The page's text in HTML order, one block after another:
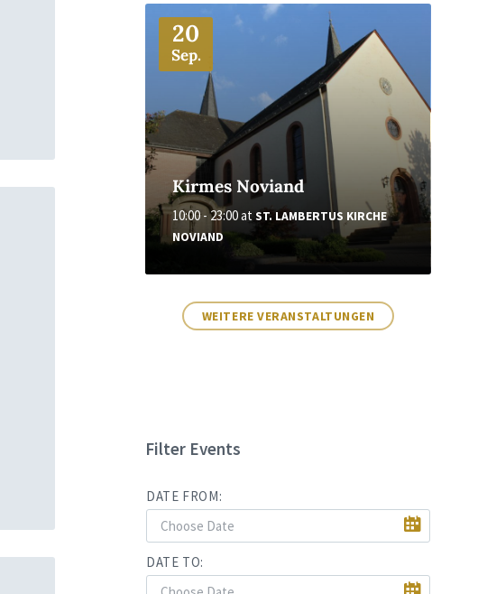
20
Sep.
Kirmes Noviand
10:00 - 23:00atST. LAMBERTUS KIRCHE
NOVIAND
More
WEITERE VERANSTALTUNGEN
Filter Events
DATE FROM:
DATE TO: